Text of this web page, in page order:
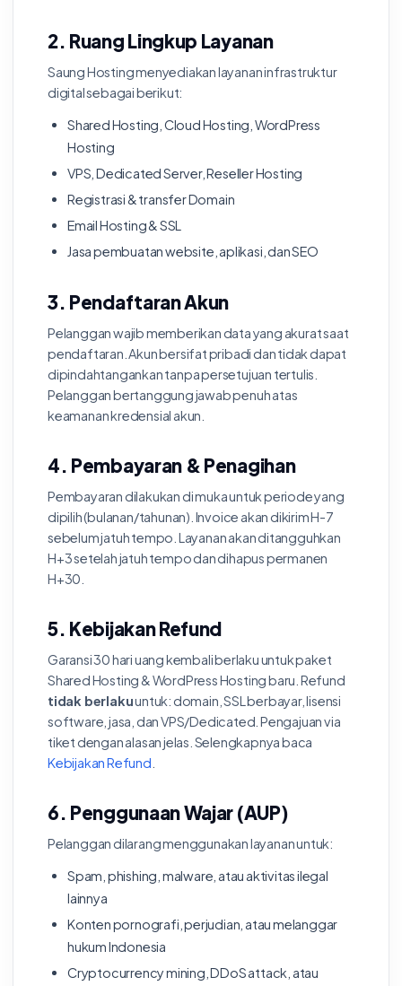
2. Ruang Lingkup Layanan
Saung Hosting menyediakan layanan infrastruktur
digital sebagai berikut:
Shared Hosting, Cloud Hosting, WordPress
Hosting
VPS, Dedicated Server, Reseller Hosting
Registrasi & transfer Domain
Email Hosting & SSL
Jasa pembuatan website, aplikasi, dan SEO
3. Pendaftaran Akun
Pelanggan wajib memberikan data yang akurat saat
pendaftaran. Akun bersifat pribadi dan tidak dapat
dipindahtangankan tanpa persetujuan tertulis.
Pelanggan bertanggung jawab penuh atas
keamanan kredensial akun.
4. Pembayaran & Penagihan
Pembayaran dilakukan di muka untuk periode yang
dipilih (bulanan/tahunan). Invoice akan dikirim H-7
sebelum jatuh tempo. Layanan akan ditangguhkan
H+3 setelah jatuh tempo dan dihapus permanen
H+30.
5. Kebijakan Refund
Garansi 30 hari uang kembali berlaku untuk paket
Shared Hosting & WordPress Hosting baru. Refund
tidak berlakuuntuk: domain, SSL berbayar, lisensi
software, jasa, dan VPS/Dedicated. Pengajuan via
tiket dengan alasan jelas. Selengkapnya baca
Kebijakan Refund
6. Penggunaan Wajar (AUP)
Pelanggan dilarang menggunakan layanan untuk:
Spam, phishing, malware, atau aktivitas ilegal
lainnya
Konten pornografi, perjudian, atau melanggar
hukum Indonesia
Cryptocurrency mining, DDoS attack, atau